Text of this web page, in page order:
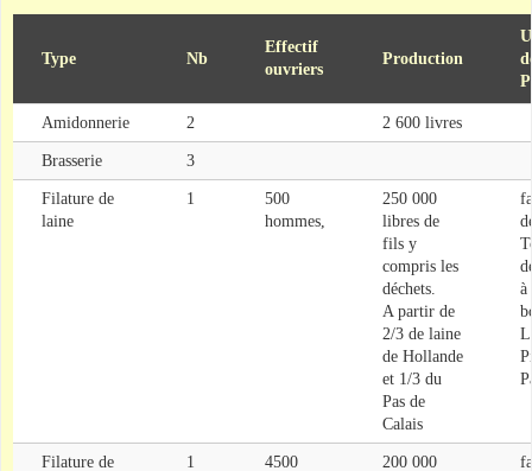
Type Nb
Effectif
ouvriers
Production
Amidonnerie 2 2 600 livres
Brasserie 3
Filature de
laine
1
500
hommes,
250 000
libres de
fils y
compris les
déchets.
A partir de
2/3 de laine
de Hollande
et 1/3 du
Pas de
Calais
à
Filature de
1
4500
200 000